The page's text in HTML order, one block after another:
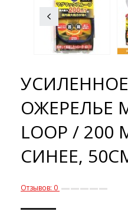
ОЖЕРЕЛЬЕ
LOOP /
СИНЕЕ,
Отзывов: 0